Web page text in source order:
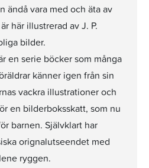
ändå vara med och äta av
här illustrerad av J. P.
bilder.
en serie böcker som många
känner igen från sin
vackra illustrationer och
en bilderboksskatt, som nu
barnen. Självklart har
orignalutseendet med
ryggen.